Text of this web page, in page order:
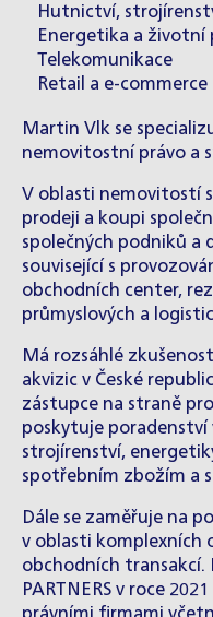
Hutnictví,
Energetika a životní
Telekomunikace
Retail a e-commerce
Martin Vlk se
nemovitostní právo a
V oblasti nemovitostí
prodeji a koupi
společných podniků a
související s
obchodních center,
průmyslových a
Má rozsáhlé
akvizic v České
zástupce na straně
poskytuje poradenství
strojírenství,
spotřebním zbožím a
Dále se zaměřuje na
v oblasti komplexních
obchodních transakcí.
PARTNERS v roce